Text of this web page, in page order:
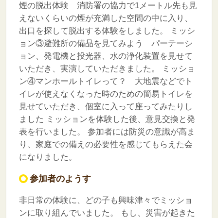
煙の脱出体験 消防署の協力で1メートル先も見
えないくらいの煙が充満した空間の中に入り、
出口を探して脱出する体験をしました。
ミッシ
ョン③避難所の備品を見てみよう パーテーシ
ョン、発電機と投光器、水の浄化装置を見せて
いただき、実演していただきました。
ミッショ
ン④マンホールトイレって？ 大地震などでト
イレが使えなくなった時のための簡易トイレを
見せていただき、個室に入って座ってみたりし
ました ミッションを体験した後、意見交換と発
表を行いました。
参加者には防災の意識が高ま
り、家庭での備えの必要性を感じてもらえた会
になりました。
参加者のようす
非日常の体験に、どの子も興味津々でミッショ
ンに取り組んでいました。
もし、災害が起きた